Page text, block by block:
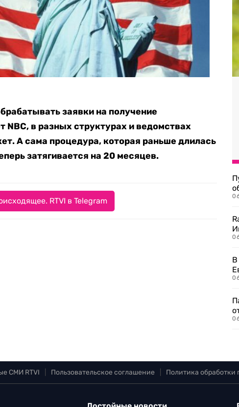
заявки на получение
NBC, в разных структурах и ведомствах
А сама процедура, которая раньше длилась
затягивается на 20 месяцев.
RTVI в Telegram
В
СМИ RTVI Пользовательское соглашение Политика